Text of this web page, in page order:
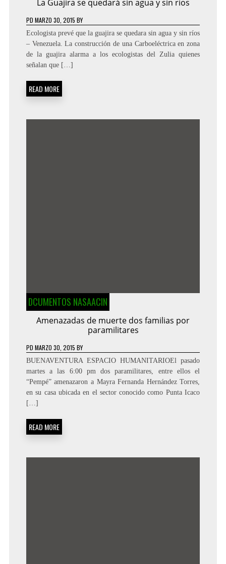
La Guajira se quedará sin agua y sin ríos
PD MARZO 30, 2015 BY
Ecologista prevé que la guajira se quedara sin agua y sin ríos
– Venezuela. La construcción de una Carboeléctrica en zona
de la guajira alarma a los ecologistas del Zulia quienes
señalan que […]
READ MORE
DCUMENTOS NASAACIN
Amenazadas de muerte dos familias por
paramilitares
PD MARZO 30, 2015 BY
BUENAVENTURA ESPACIO HUMANITARIOEl pasado
martes a las 6:00 pm dos paramilitares, entre ellos el
“Pempé” amenazaron a Mayra Fernanda Hernández Torres,
en su casa ubicada en el sector conocido como Punta Icaco
[…]
READ MORE